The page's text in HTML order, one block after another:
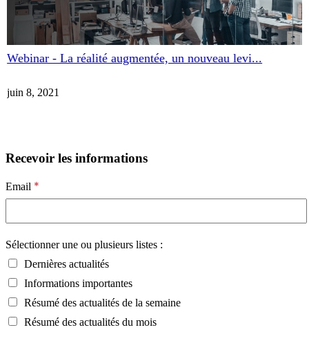
Webinar - La réalité augmentée, un nouveau levi...
juin 8, 2021
Recevoir les informations
Email *
Sélectionner une ou plusieurs listes :
Dernières actualités
Informations importantes
Résumé des actualités de la semaine
Résumé des actualités du mois